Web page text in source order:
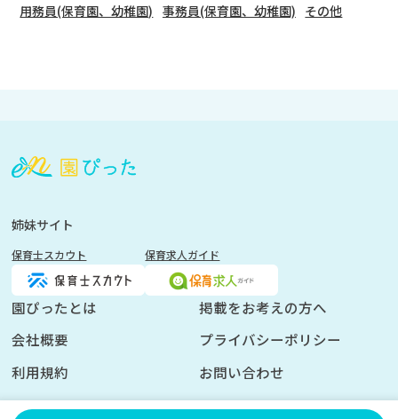
用務員(保育園、幼稚園) 事務員(保育園、幼稚園) その他
登
く
イ
ン
姉妹サイト
保育士スカウト 保育求人ガイド
園ぴったとは
掲載をお考えの方へ
会社概要
プライバシーポリシー
利用規約
お問い合わせ